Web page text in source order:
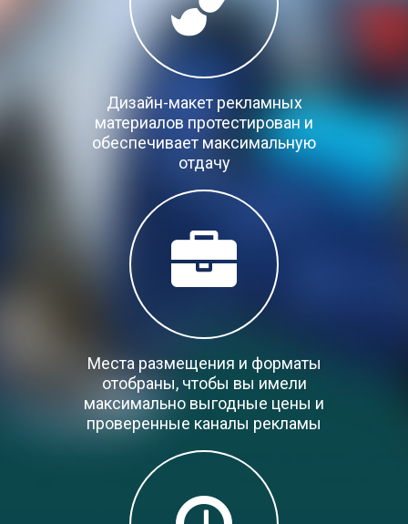
Дизайн-макет рекламных
материалов протестирован и
обеспечивает максимальную
отдачу
Места размещения и форматы
отобраны, чтобы вы имели
максимально выгодные цены и
проверенные каналы рекламы